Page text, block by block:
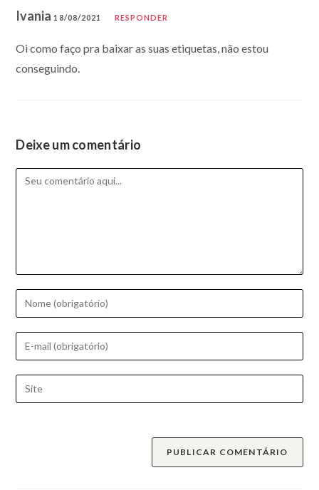
Ivania18/08/2021 RESPONDER
Oi como faço pra baixar as suas etiquetas, não estou
conseguindo.
Deixe um comentário
Comentário
Digite
seu
nome
ou
de
usuário
Digite
seu
endereço
de
Digite
o